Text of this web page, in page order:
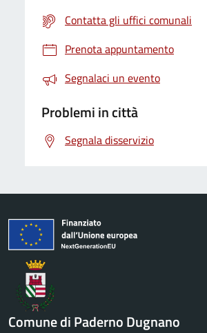
Contatta gli uffici comunali
Prenota appuntamento
Segnalaci un evento
Problemi in città
Segnala disservizio
Comune di Paderno Dugnano